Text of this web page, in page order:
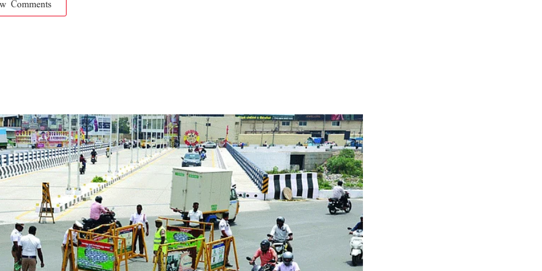
Comments